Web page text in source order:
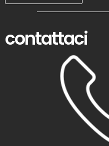
contattaci